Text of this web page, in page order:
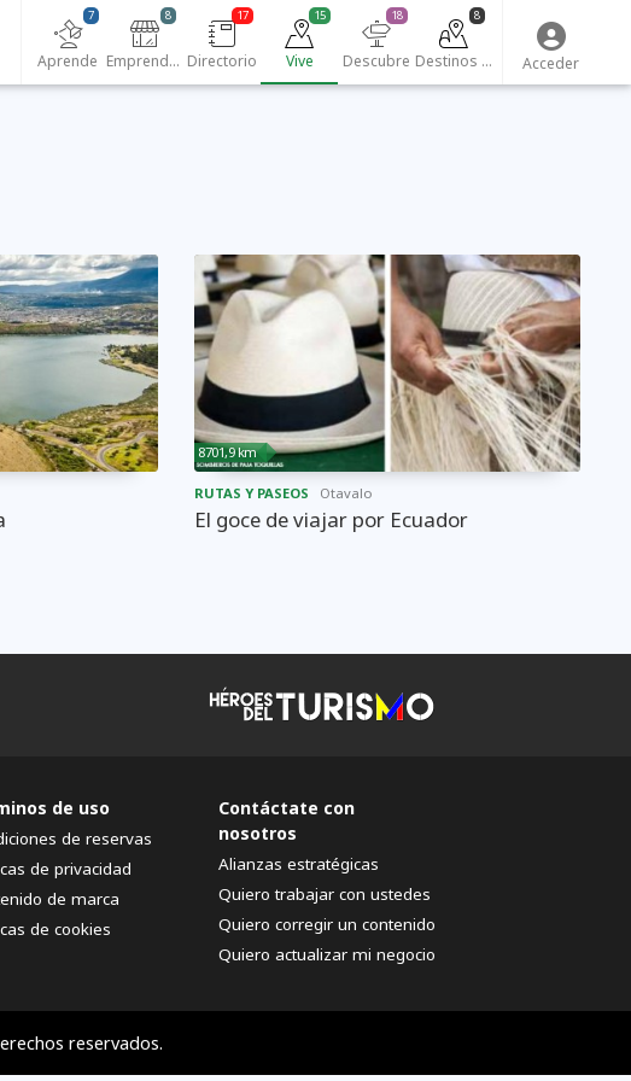
Aprende
7
Emprendedores
8
Directorio
17
Vive
15
Descubre
18
Destinos turísticos
8
Acceder
8701,9 km
RUTAS Y PASEOS Otavalo
El goce de viajar por Ecuador
de uso
de reservas
de privacidad
de marca
de cookies
Contáctate con
nosotros
Alianzas estratégicas
Quiero trabajar con ustedes
Quiero corregir un contenido
Quiero actualizar mi negocio
reservados.